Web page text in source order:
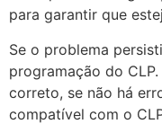
para garantir que
Se o problema
programação do
correto, se não há
compatível com o